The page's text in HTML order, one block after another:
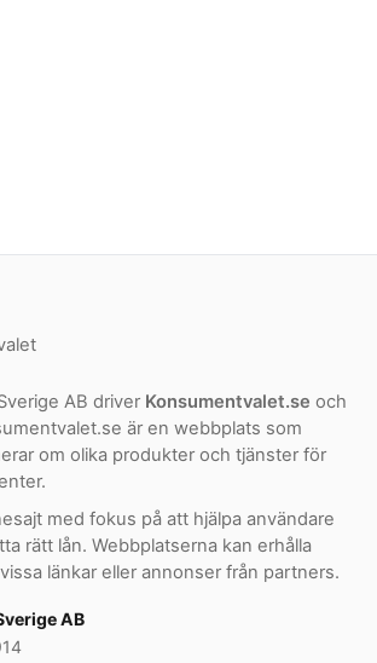
AB driver Konsumentvalet.se och
är en webbplats som
om olika produkter och tjänster för
med fokus på att hjälpa användare
rätt lån. Webbplatserna kan erhålla
länkar eller annonser från partners.
AB